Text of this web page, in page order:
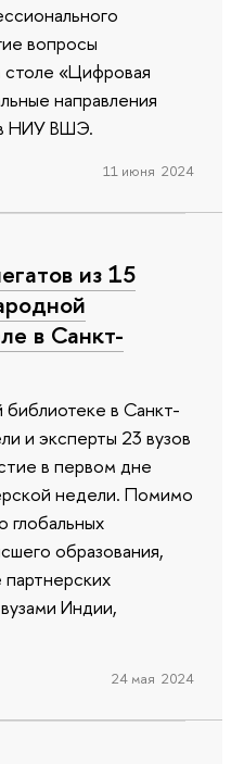
вопросы
столе «Цифровая
направления
НИУ ВШЭ.
11 июня 2024
из 15
в Санкт-
в Санкт-
и эксперты 23 вузов
в первом дне
недели. Помимо
глобальных
образования,
Индии,
24 мая 2024